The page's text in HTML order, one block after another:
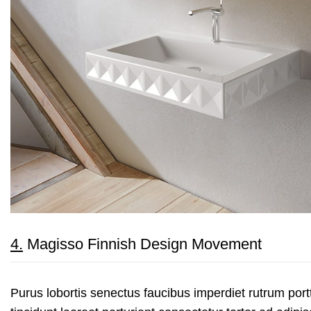
4. Magisso Finnish Design Movement
Purus lobortis senectus faucibus imperdiet rutrum